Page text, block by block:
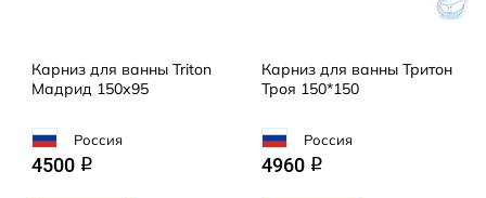
Карниз для ванны Triton
Мадрид 150х95
Россия
4500 q
Карниз для ванны Тритон
Троя 150*150
Россия
4960 q